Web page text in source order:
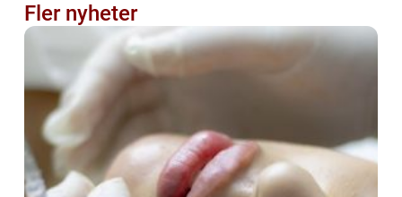
Fler nyheter